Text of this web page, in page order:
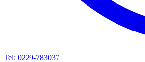
Tel: 0229-783037